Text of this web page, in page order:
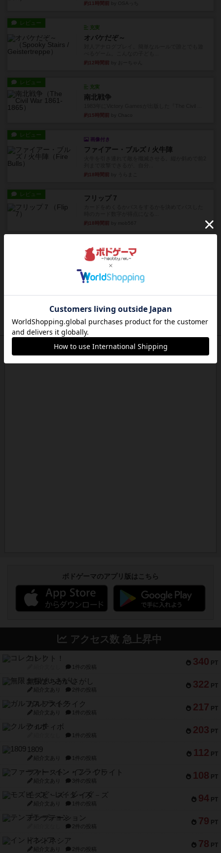
約11時間前
レビュー
充実
オバケだぞ～
約12時間前
レビュー
充実
南北戦争
約15時間前
レビュー
画像付き
ファイアー・ブルズ / 火牛陣
約18時間前
レビュー フリップ７
約18時間前
コンセプト
親のプレイヤーがお題を決めて限られたヒントの
中から他のプレイヤーに当て...
約18時間前
海兵隊
『Leathernec...
約18時間前by Chaco
ボドゲーマのアプリ版はこちら
アクセス数 急上昇中
340 PT
コレクト！
1件の投稿
322 PT
無限まちがいさがし
紹介文あり 2件の投稿
217 PT
ガルフストライク
紹介文あり 1件の投稿
203 PT
クルティボ
1件の投稿
112 PT
1809
紹介文あり 1件の投稿
108 PT
ファースト・イン・フライト
紹介文あり 3件の投稿
94 PT
モズビ－ズ・レイダ－ズ
紹介文あり 1件の投稿
79 PT
テンプテーション
2件の投稿
78 PT
インドネシア
紹介文あり 2件の投稿